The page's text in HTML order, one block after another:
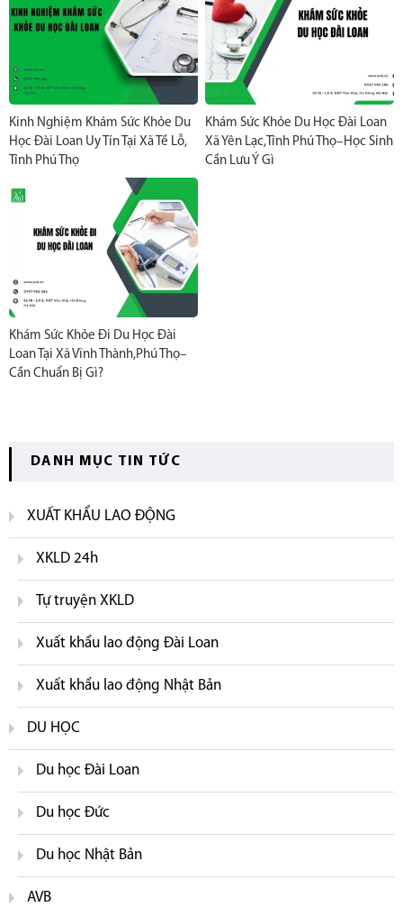
Kinh Nghiệm Khám Sức Khỏe Du
Học Đài Loan Uy Tín Tại Xã Tề Lỗ,
Tỉnh Phú Thọ
Khám Sức Khỏe Du Học Đài Loan
Xã Yên Lạc,tỉnh Phú Thọ–Học Sinh
Cần Lưu Ý Gì
Khám Sức Khỏe Đi Du Học Đài
Loan Tại Xã Vĩnh Thành,Phú Thọ–
Cần Chuẩn Bị Gì?
DANH MỤC TIN TỨC
XUẤT KHẨU LAO ĐỘNG
XKLD 24h
Tự truyện XKLD
Xuất khẩu lao động Đài Loan
Xuất khẩu lao động Nhật Bản
DU HỌC
Du học Đài Loan
Du học Đức
Du học Nhật Bản
AVB